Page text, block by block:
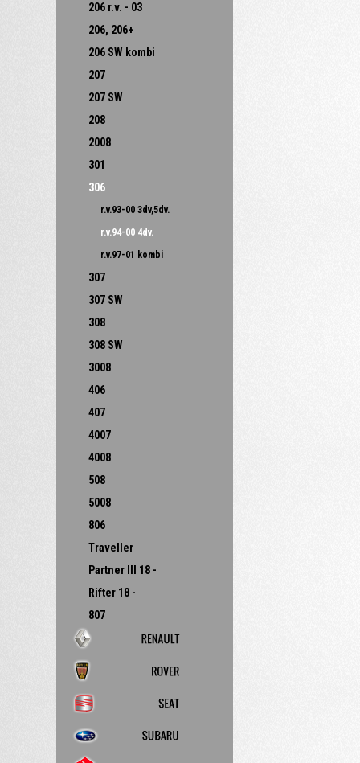
206 r.v. - 03
206, 206+
206 SW kombi
207
207 SW
208
2008
301
306
r.v.93-00 3dv,5dv.
r.v.94-00 4dv.
r.v.97-01 kombi
307
307 SW
308
308 SW
3008
406
407
4007
4008
508
5008
806
Traveller
Partner III 18 -
Rifter 18 -
807